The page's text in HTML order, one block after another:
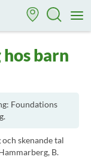
barn
Foundations
skenande tal
B.